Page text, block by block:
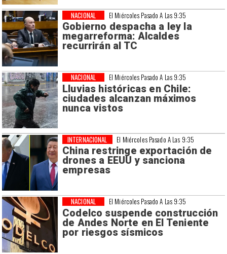
El Miércoles Pasado A Las 9:35
Gobierno despacha a ley la
megarreforma: Alcaldes
recurrirán al TC
NACIONAL
El Miércoles Pasado A Las 9:35
Lluvias históricas en Chile:
ciudades alcanzan máximos
nunca vistos
NACIONAL
El Miércoles Pasado A Las 9:35
China restringe exportación de
drones a EEUU y sanciona
empresas
INTERNACIONAL
El Miércoles Pasado A Las 9:35
Codelco suspende construcción
de Andes Norte en El Teniente
por riesgos sísmicos
NACIONAL